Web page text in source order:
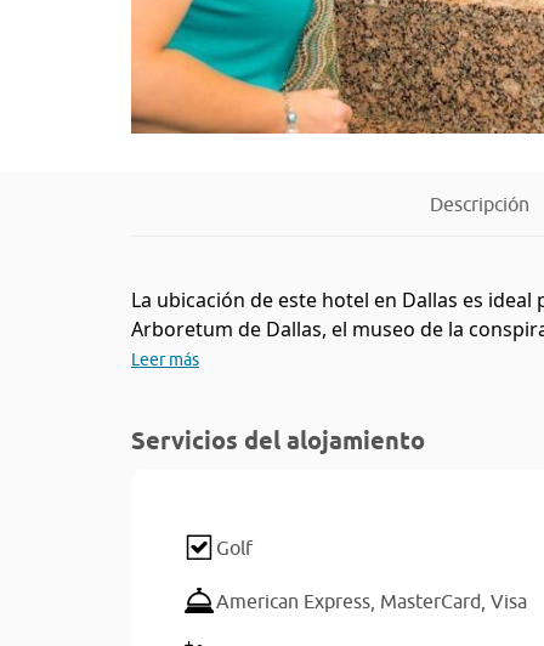
Descripción
La ubicación de este hotel en Dallas es
Arboretum de Dallas, el museo de la
Leer más
Servicios del alojamiento
Golf
American Express, MasterCard, Visa